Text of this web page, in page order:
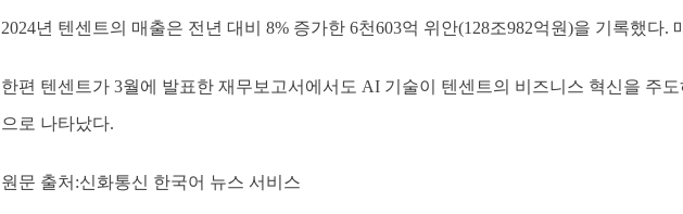
2024년 텐센트의 매출은 전년 대비 8% 증가한 6천603억 위안(128조982억원)을 기록했다.
한편 텐센트가 3월에 발표한 재무보고서에서도 AI 기술이 텐센트의 비즈니스 혁신을 주
으로 나타났다.
원문 출처:신화통신 한국어 뉴스 서비스